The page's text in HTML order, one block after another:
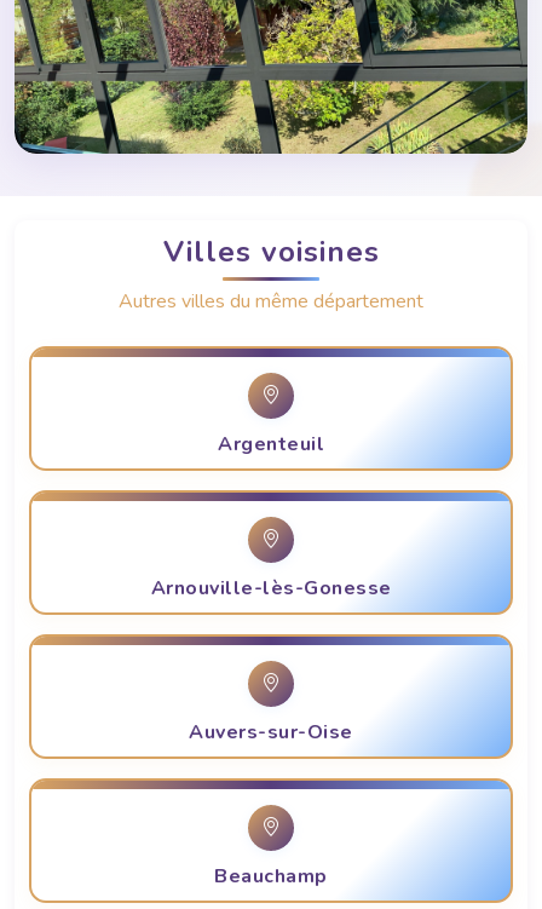
Villes voisines
Autres villes du même département
Argenteuil
Arnouville-lès-Gonesse
Auvers-sur-Oise
Beauchamp